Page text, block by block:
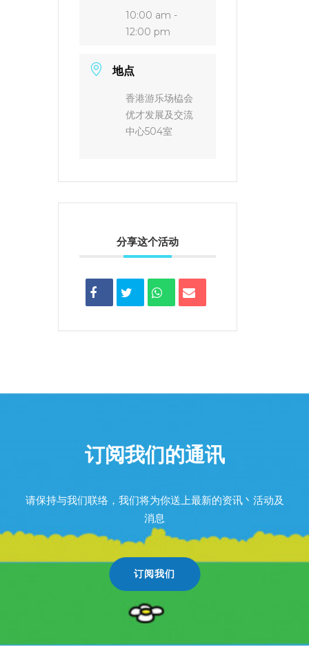
10:00 am -
12:00 pm
地点
香港游乐场栛会
优才发展及交流
中心504室
分享这个活动
订阅我们的通讯
请保持与我们联络，我们将为你送上最新的资讯丶活动及
消息
订阅我们